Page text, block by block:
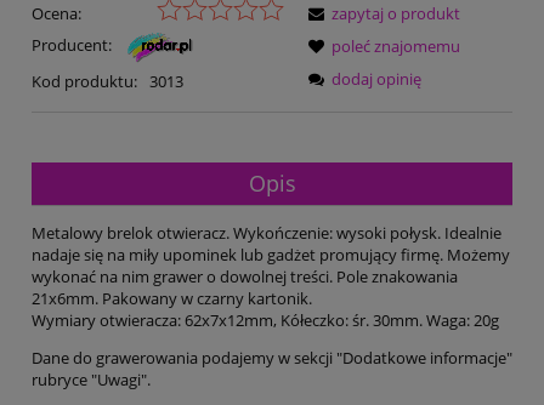
Ocena:
Producent:
Kod produktu: 3013
zapytaj o produkt
poleć znajomemu
dodaj opinię
Opis
Metalowy brelok otwieracz. Wykończenie: wysoki połysk. Idealnie
nadaje się na miły upominek lub gadżet promujący firmę. Możemy
wykonać na nim grawer o dowolnej treści. Pole znakowania
21x6mm. Pakowany w czarny kartonik.
Wymiary otwieracza: 62x7x12mm, Kółeczko: śr. 30mm. Waga: 20g
Dane do grawerowania podajemy w sekcji "Dodatkowe informacje"
rubryce "Uwagi".